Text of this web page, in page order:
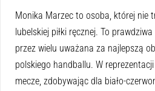
Monika Marzec to osoba, której nie
lubelskiej piłki ręcznej. To
przez wielu uważana za najlepszą
polskiego handballu. W
mecze, zdobywając dla biało-